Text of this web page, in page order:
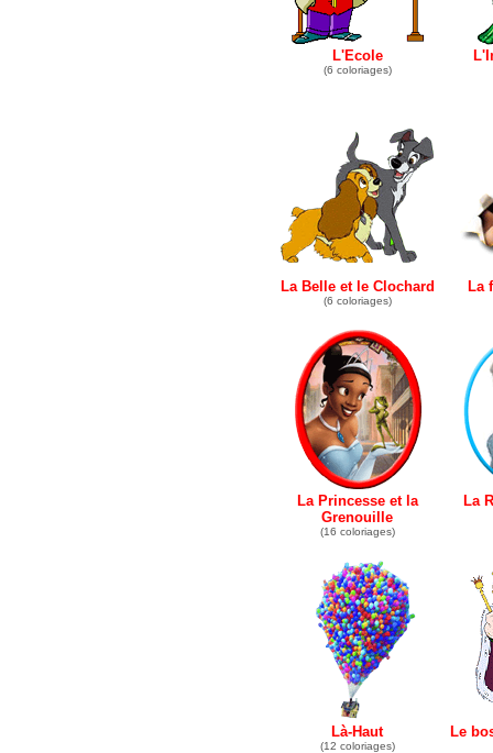
L'Ecole
(6 coloriages)
La Belle et le Clochard
(6 coloriages)
La
La Princesse et la
Grenouille
(16 coloriages)
La
Là-Haut
(12 coloriages)
Le